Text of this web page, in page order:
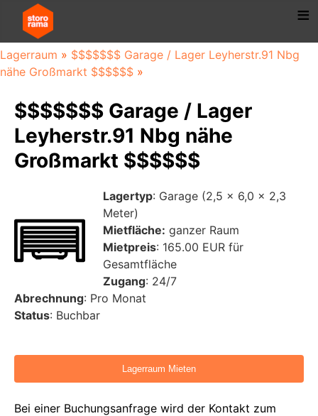
Lagerraum » $$$$$$$ Garage / Lager Leyherstr.91 Nbg
nähe Großmarkt $$$$$$ »
$$$$$$$ Garage / Lager
Leyherstr.91 Nbg nähe
Großmarkt $$$$$$
Lagertyp: Garage (2,5 x 6,0 x 2,3
Meter)
Mietfläche: ganzer Raum
Mietpreis: 165.00 EUR für
Gesamtfläche
Zugang: 24/7
Abrechnung: Pro Monat
Status: Buchbar
Bei einer Buchungsanfrage wird der Kontakt zum